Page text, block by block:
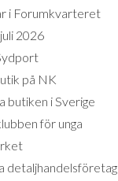
i Forumkvarteret
2026
på NK
butiken i Sverige
för unga
detaljhandelsföretag